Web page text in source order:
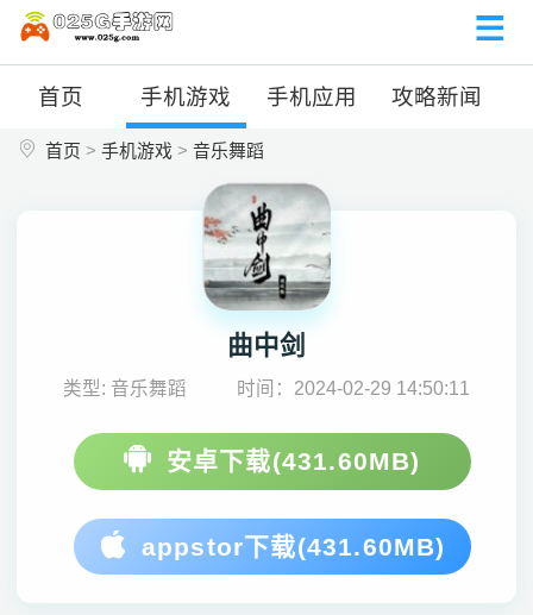
首页 手机游戏 手机应用 攻略新闻
首页 > 手机游戏> 音乐舞蹈
曲中剑
类型: 音乐舞蹈 时间：2024-02-29 14:50:11
安卓下载(431.60MB)
appstor下载(431.60MB)